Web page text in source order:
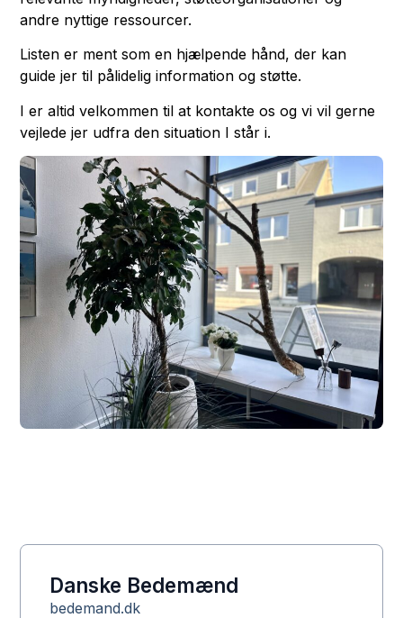
andre nyttige ressourcer.
Listen er ment som en hjælpende hånd, der kan
guide jer til pålidelig information og støtte.
I er altid velkommen til at kontakte os og vi vil gerne
vejlede jer udfra den situation I står i.
Danske Bedemænd
bedemand.dk